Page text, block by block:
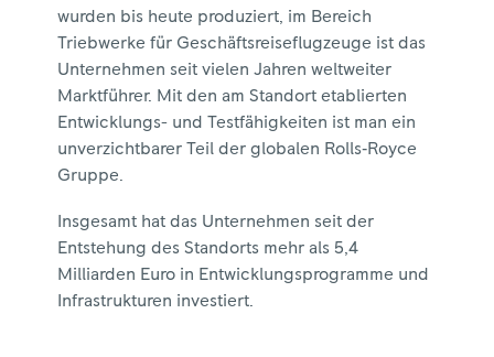
wurden bis heute produziert, im Bereich
Triebwerke für Geschäftsreiseflugzeuge ist das
Unternehmen seit vielen Jahren weltweiter
Marktführer. Mit den am Standort etablierten
Entwicklungs- und Testfähigkeiten ist man ein
unverzichtbarer Teil der globalen Rolls‑Royce
Gruppe.
Insgesamt hat das Unternehmen seit der
Entstehung des Standorts mehr als 5,4
Milliarden Euro in Entwicklungsprogramme und
Infrastrukturen investiert.